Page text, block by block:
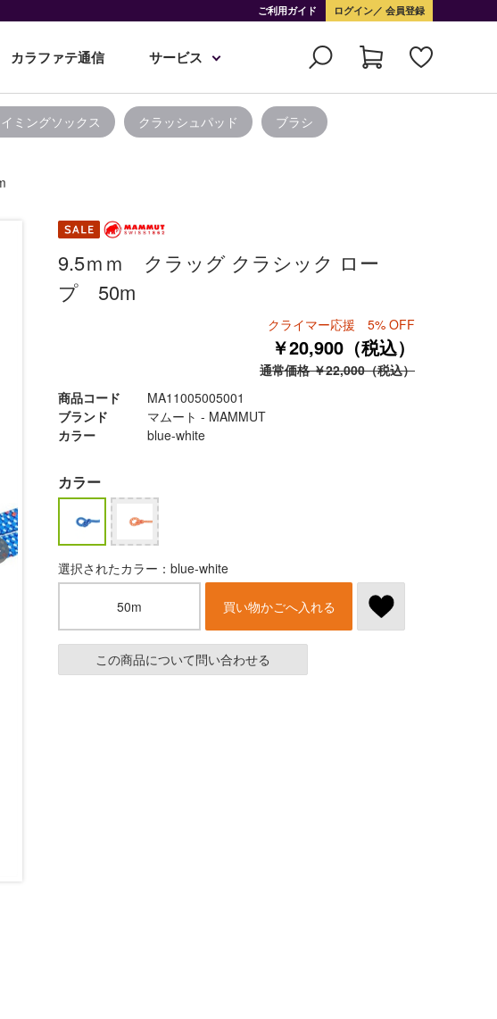
ご利用ガイド ログイン 会員登録
カラファテ通信 サービス
ミングソックス クラッシュパッド ブラシ
9.5ｍｍ クラッグ クラシック ロー
プ 50m
クライマー応援 5% OFF
￥20,900（税込）
通常価格 ￥22,000（税込）
商品コード
MA11005005001
ブランド
マムート - MAMMUT
カラー
blue-white
カラー
選択されたカラー：blue-white
50m 買い物かごへ入れる
この商品について問い合わせる